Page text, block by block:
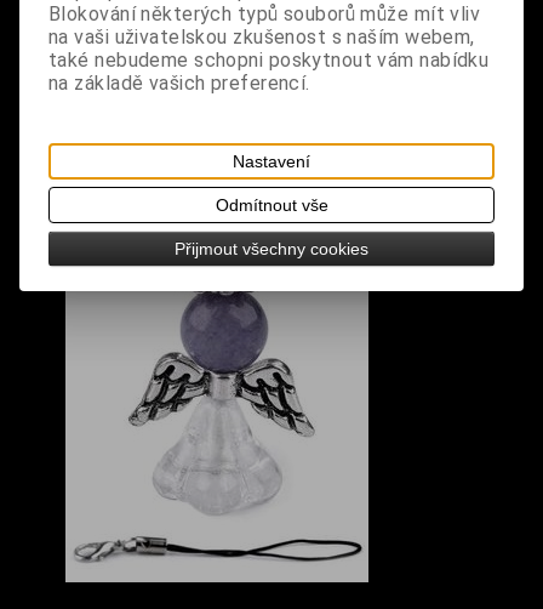
rozměry: průměr 1,5 cm
Odkazy k výrobku
S výrobkem se také prodává
Blokování některých typů souborů může mít vliv
na vaši uživatelskou zkušenost s naším webem,
také nebudeme schopni poskytnout vám nabídku
na základě vašich preferencí.
Nastavení
Odmítnout vše
Přijmout všechny cookies